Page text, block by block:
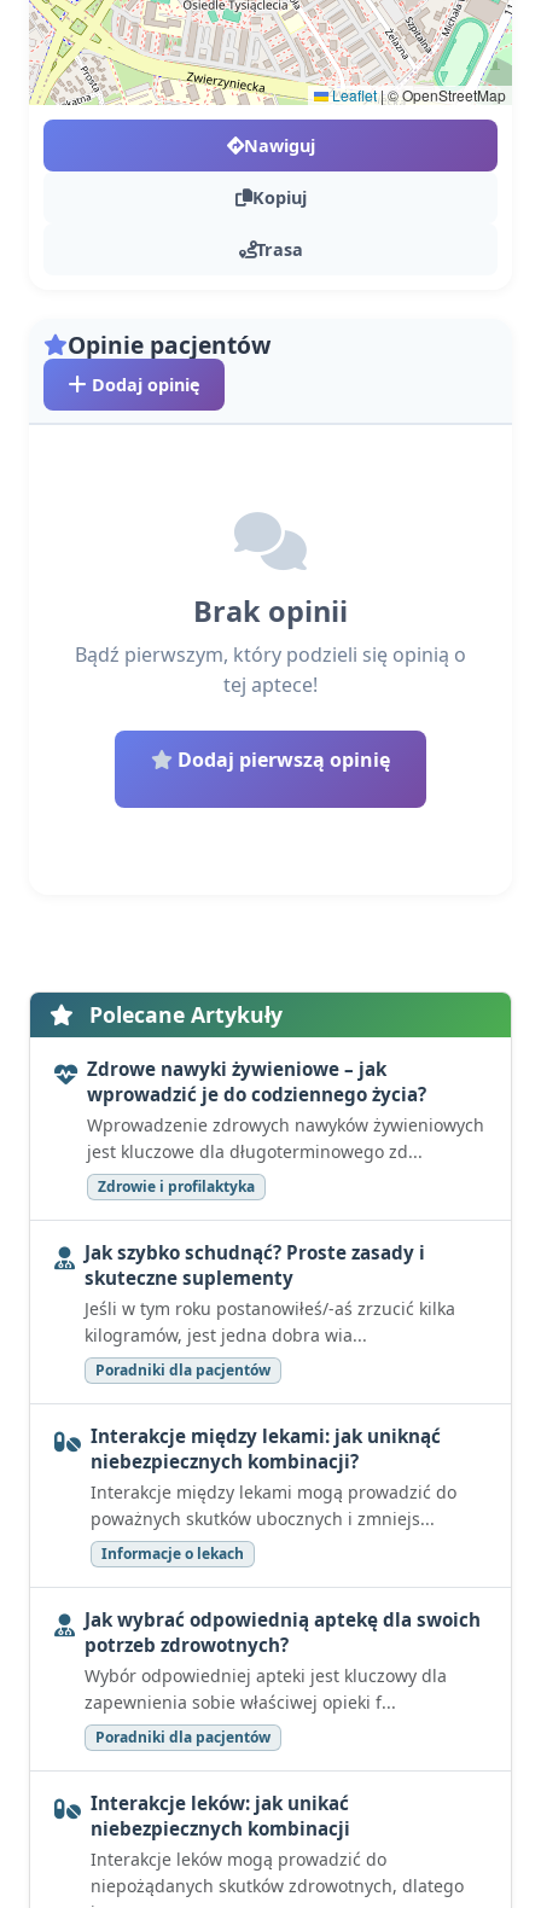
Leaflet |© OpenStreetMap
Nawiguj
Kopiuj
Trasa
Opinie pacjentów
Dodaj opinię
Brak opinii
Bądź pierwszym, który podzieli się opinią o
tej aptece!
Dodaj pierwszą opinię
Polecane Artykuły
Zdrowe nawyki żywieniowe – jak
wprowadzić je do codziennego życia?
Wprowadzenie zdrowych nawyków żywieniowych
jest kluczowe dla długoterminowego zd...
Zdrowie i profilaktyka
Jak szybko schudnąć? Proste zasady i
skuteczne suplementy
Jeśli w tym roku postanowiłeś/-aś zrzucić kilka
kilogramów, jest jedna dobra wia...
Poradniki dla pacjentów
Interakcje między lekami: jak uniknąć
niebezpiecznych kombinacji?
Interakcje między lekami mogą prowadzić do
poważnych skutków ubocznych i zmniejs...
Informacje o lekach
Jak wybrać odpowiednią aptekę dla swoich
potrzeb zdrowotnych?
Wybór odpowiedniej apteki jest kluczowy dla
zapewnienia sobie właściwej opieki f...
Poradniki dla pacjentów
Interakcje leków: jak unikać
niebezpiecznych kombinacji
Interakcje leków mogą prowadzić do
niepożądanych skutków zdrowotnych, dlatego